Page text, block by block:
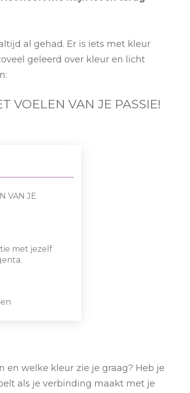
al gehad. Er is iets met kleur
geleerd over kleur en licht
VOELEN VAN JE PASSIE!
VAN JE
met jezelf
en welke kleur zie je graag? Heb je
als je verbinding maakt met je